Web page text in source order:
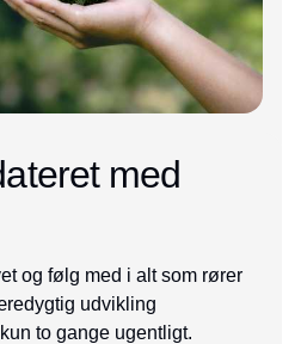
med
og følg med i alt som rører
udvikling
to gange ugentligt.